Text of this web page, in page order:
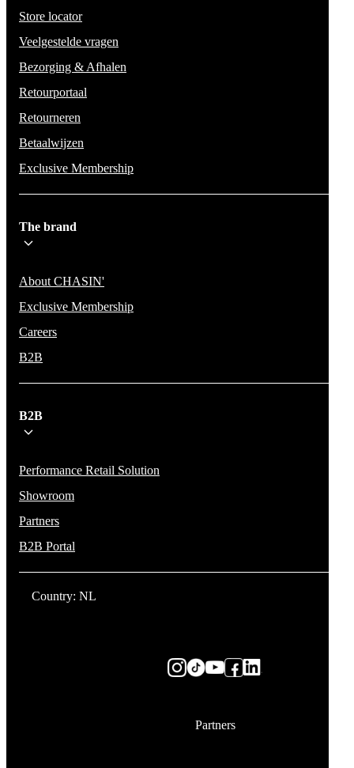
Store locator
Veelgestelde vragen
Bezorging & Afhalen
Retourportaal
Retourneren
Betaalwijzen
Exclusive Membership
The brand
About CHASIN'
Exclusive Membership
Careers
B2B
B2B
Performance Retail Solution
Showroom
Partners
B2B Portal
Country: NL
Partners